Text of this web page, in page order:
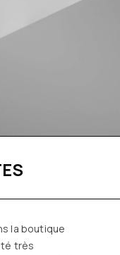
la boutique
très